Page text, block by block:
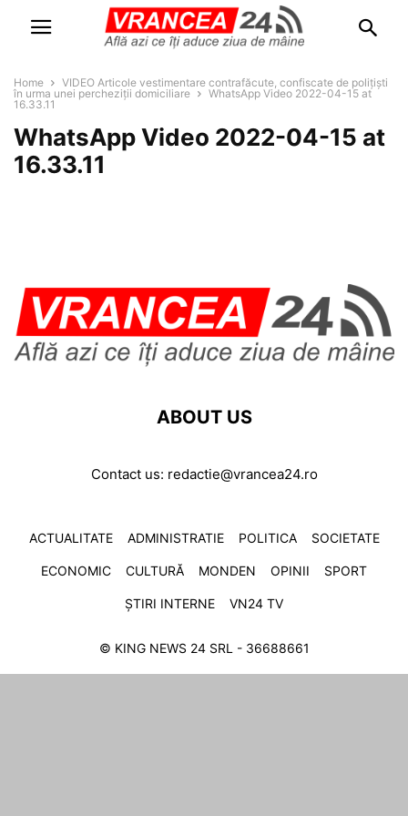
Home
VIDEO Articole vestimentare contrafăcute, confiscate de polițiști
în urma unei percheziții domiciliare
WhatsApp Video 2022-04-15 at
16.33.11
WhatsApp Video 2022-04-15 at
16.33.11
ABOUT US
Contact us: redactie@vrancea24.ro
ACTUALITATE ADMINISTRATIE POLITICA SOCIETATE
ECONOMIC CULTURĂ MONDEN OPINII SPORT
ȘTIRI INTERNE VN24 TV
© KING NEWS 24 SRL - 36688661